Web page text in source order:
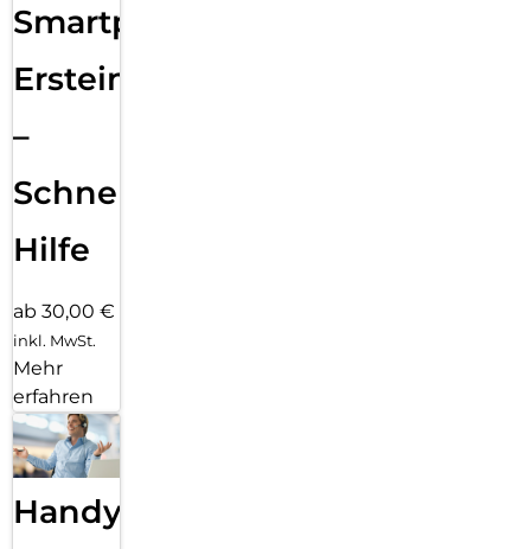
Smartphone
Ersteinrichtung
–
Schnelle
Hilfe
ab 30,00 €
inkl. MwSt.
Mehr
erfahren
Handy